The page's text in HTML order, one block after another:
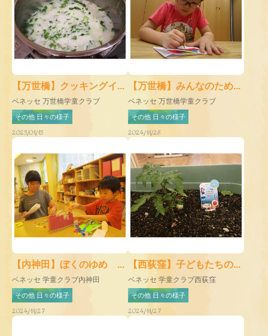
【万世橋】クッキングイ...
ベネッセ 万世橋学童クラブ
その他 日々の様子
2025/01/15
【万世橋】みんなのため...
ベネッセ 万世橋学童クラブ
その他 日々の様子
2024/11/28
【内神田】ぼくのゆめ ...
ベネッセ 学童クラブ内神田
その他 日々の様子
2024/11/27
【西荻窪】子どもたちの...
ベネッセ 学童クラブ西荻窪
その他 日々の様子
2024/11/27